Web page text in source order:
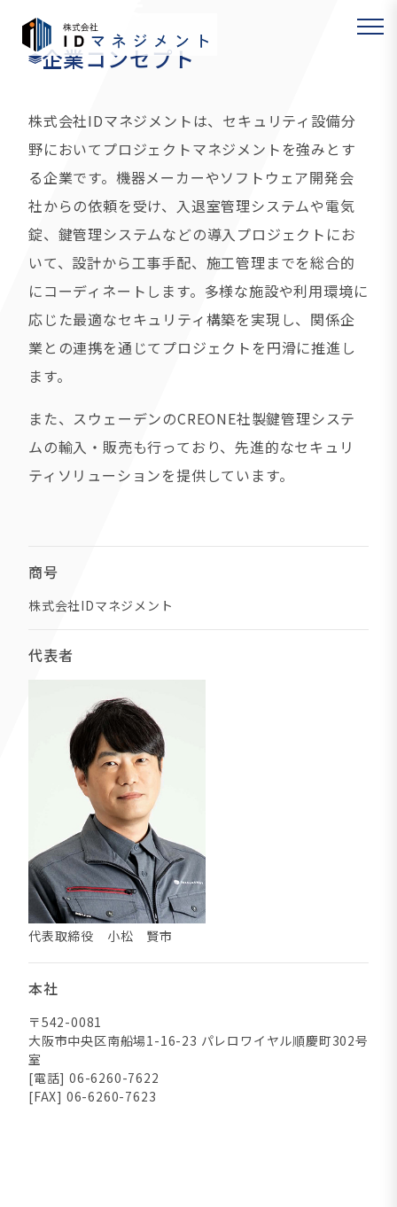
企業コンセプト
株式会社IDマネジメントは、セキュリティ設備分
野においてプロジェクトマネジメントを強みとす
る企業です。機器メーカーやソフトウェア開発会
社からの依頼を受け、入退室管理システムや電気
錠、鍵管理システムなどの導入プロジェクトにお
いて、設計から工事手配、施工管理までを総合的
にコーディネートします。多様な施設や利用環境に
応じた最適なセキュリティ構築を実現し、関係企
業との連携を通じてプロジェクトを円滑に推進し
ます。
また、スウェーデンのCREONE社製鍵管理システ
ムの輸入・販売も行っており、先進的なセキュリ
ティソリューションを提供しています。
商号
株式会社IDマネジメント
代表者
代表取締役 小松 賢市
本社
〒542-0081
大阪市中央区南船場1-16-23 パレロワイヤル順慶町302号
室
[電話] 06-6260-7622
[FAX] 06-6260-7623